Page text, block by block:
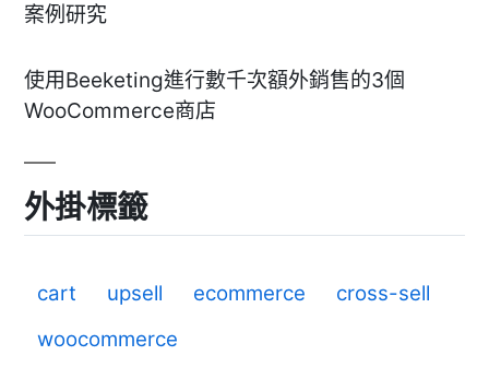
案例研究
使用Beeketing進行數千次額外銷售的3個
WooCommerce商店
外掛標籤
cart upsell ecommerce
cross-sell
woocommerce